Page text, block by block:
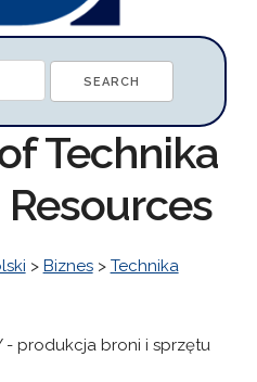
Technika
> Biznes> Technika
- produkcja broni i sprzętu